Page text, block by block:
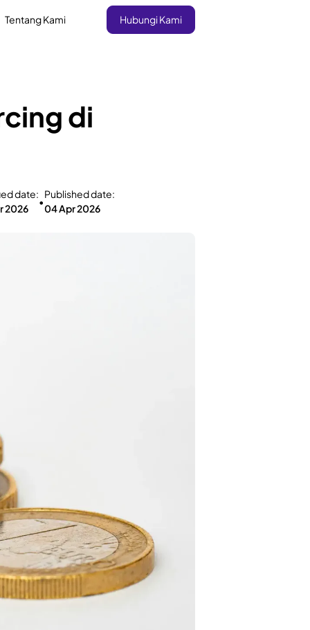
Tentang Kami Hubungi Kami
di
date:
2026
•
Published date:
04 Apr 2026